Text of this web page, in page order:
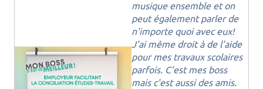
musique ensemble et on
peut également parler de
n'importe quoi avec eux!
J'ai même droit à de l'aide
pour mes travaux scolaires
parfois. C'est mes boss
mais c'est aussi des amis.